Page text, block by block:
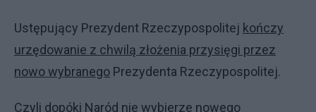
Ustępujący Prezydent Rzeczypospolitej kończy
urzędowanie z chwilą złożenia przysięgi przez
nowo wybranego Prezydenta Rzeczypospolitej.
Czyli dopóki Naród nie wybierze nowego